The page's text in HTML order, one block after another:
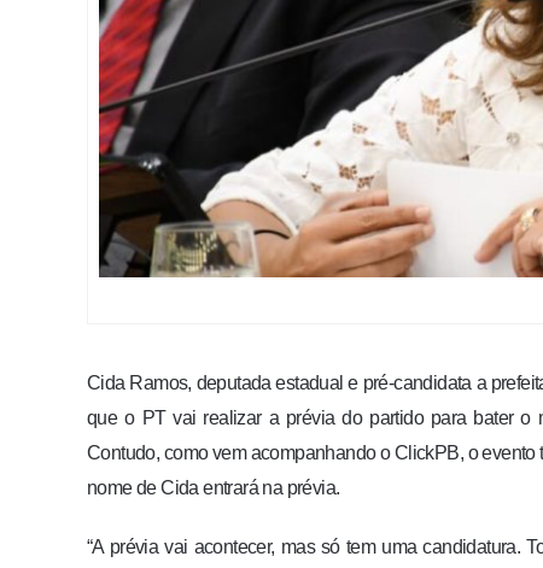
Cida Ramos, deputada estadual e pré-candidata a
que o PT vai realizar a prévia do partido para bater o
Contudo, como vem acompanhando o ClickPB, o evento
nome de Cida entrará na prévia.
“A prévia vai acontecer, mas só tem uma candidatura.